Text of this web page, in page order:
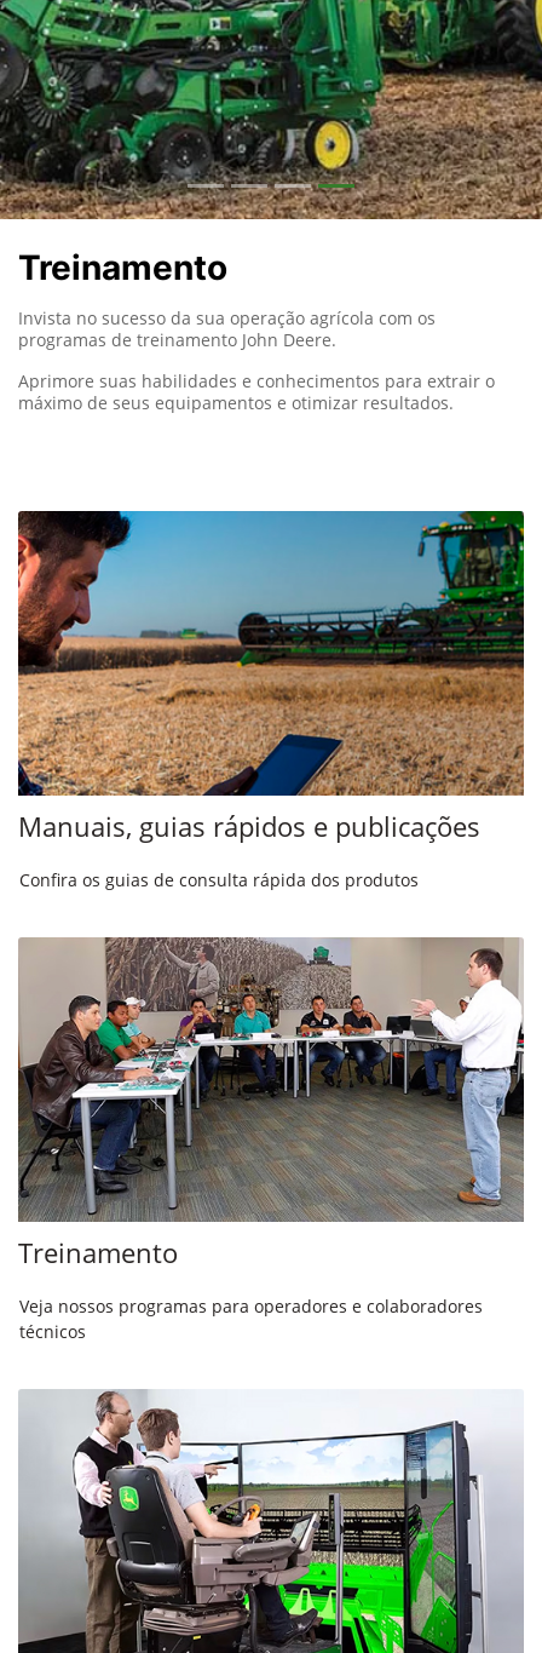
Treinamento
Invista no sucesso da sua operação agrícola com os
programas de treinamento John Deere.
Aprimore suas habilidades e conhecimentos para extrair o
máximo de seus equipamentos e otimizar resultados.
Manuais, guias rápidos e publicações
Confira os guias de consulta rápida dos produtos
Treinamento
Veja nossos programas para operadores e colaboradores
técnicos